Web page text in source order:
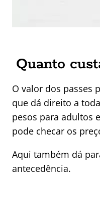
Quanto
O valor dos passes
que dá direito a
pesos para adultos
pode checar os
Aqui também dá
antecedência.